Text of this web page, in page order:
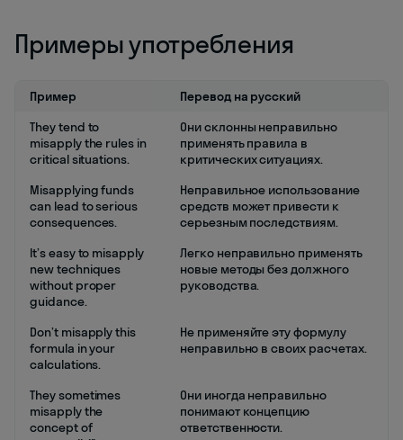
Примеры употребления
Пример
Перевод на русский
They tend to
misapply the rules in
critical situations.
Они склонны неправильно
применять правила в
критических ситуациях.
Misapplying funds
can lead to serious
consequences.
Неправильное использование
средств может привести к
серьезным последствиям.
It’s easy to misapply
new techniques
without proper
guidance.
Легко неправильно применять
новые методы без должного
руководства.
Don’t misapply this
formula in your
calculations.
Не применяйте эту формулу
неправильно в своих расчетах.
They sometimes
misapply the
concept of
Они иногда неправильно
понимают концепцию
ответственности.